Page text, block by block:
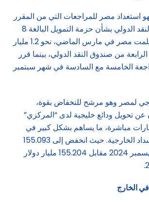
استعداد مصر للمراجعات التي من المقرر
أن يجريها صندوق النقد الدولي بشأن حزمة التمويل البالغة 8
مليارات دولار. وتسلمت مصر في مارس الماضي، نحو 1.2 مليار
من صندوق النقد الدولي، بينما قرر
الخامسة مع السادسة في شهر سبتمبر
لمصر وهو مرشح للنخفاض بقوة،
تحويل ودائع خليجية لدى “المركزي”
مباشرة، ما يساهم بشكل كبير في
خفض التزامات السداد الخارجية. حيث انخفض إلى 155.093
مليار دولار بنهاية ديسمبر 2024 مقابل 155.204 مليار دولار
الخارج